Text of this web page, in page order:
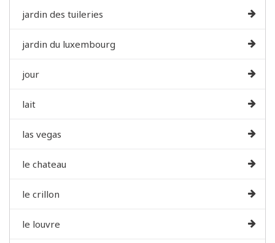
jardin des tuileries
jardin du luxembourg
jour
lait
las vegas
le chateau
le crillon
le louvre